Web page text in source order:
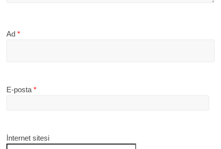
Ad*
E-posta*
İnternet sitesi